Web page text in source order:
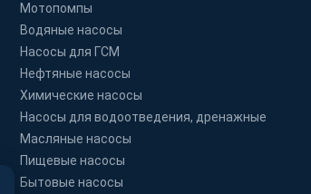
Мотопомпы
Водяные насосы
Насосы для ГСМ
Нефтяные насосы
Химические насосы
Насосы для водоотведения, дренажные
Масляные насосы
Пищевые насосы
Бытовые насосы